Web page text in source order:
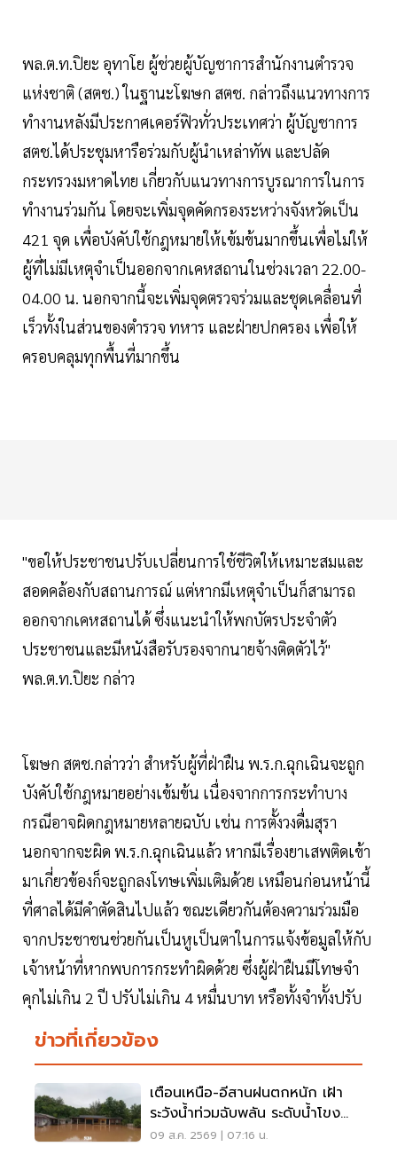
พล.ต.ท.ปิยะ อุทาโย ผู้ช่วยผู้บัญชาการสำนักงานตำรวจ
แห่งชาติ (สตช.) ในฐานะโฆษก สตช. กล่าวถึงแนวทางการ
ทำงานหลังมีประกาศเคอร์ฟิวทั่วประเทศว่า ผู้บัญชาการ
สตช.ได้ประชุมหารือร่วมกับผู้นำเหล่าทัพ และปลัด
กระทรวงมหาดไทย เกี่ยวกับแนวทางการบูรณาการในการ
ทำงานร่วมกัน โดยจะเพิ่มจุดคัดกรองระหว่างจังหวัดเป็น
421 จุด เพื่อบังคับใช้กฎหมายให้เข้มข้นมากขึ้นเพื่อไม่ให้
ผู้ที่ไม่มีเหตุจำเป็นออกจากเคหสถานในช่วงเวลา 22.00-
04.00 น. นอกจากนี้จะเพิ่มจุดตรวจร่วมและชุดเคลื่อนที่
เร็วทั้งในส่วนของตำรวจ ทหาร และฝ่ายปกครอง เพื่อให้
ครอบคลุมทุกพื้นที่มากขึ้น
"ขอให้ประชาชนปรับเปลี่ยนการใช้ชีวิตให้เหมาะสมและ
สอดคล้องกับสถานการณ์ แต่หากมีเหตุจำเป็นก็สามารถ
ออกจากเคหสถานได้ ซึ่งแนะนำให้พกบัตรประจำตัว
ประชาชนและมีหนังสือรับรองจากนายจ้างติดตัวไว้"
พล.ต.ท.ปิยะ กล่าว
โฆษก สตช.กล่าวว่า สำหรับผู้ที่ฝ่าฝืน พ.ร.ก.ฉุกเฉินจะถูก
บังคับใช้กฎหมายอย่างเข้มข้น เนื่องจากการกระทำบาง
กรณีอาจผิดกฎหมายหลายฉบับ เช่น การตั้งวงดื่มสุรา
นอกจากจะผิด พ.ร.ก.ฉุกเฉินแล้ว หากมีเรื่องยาเสพติดเข้า
มาเกี่ยวข้องก็จะถูกลงโทษเพิ่มเติมด้วย เหมือนก่อนหน้านี้
ที่ศาลได้มีคำตัดสินไปแล้ว ขณะเดียวกันต้องความร่วมมือ
จากประชาชนช่วยกันเป็นหูเป็นตาในการแจ้งข้อมูลให้กับ
เจ้าหน้าที่หากพบการกระทำผิดด้วย ซึ่งผู้ฝ่าฝืนมีโทษจำ
คุกไม่เกิน 2 ปี ปรับไม่เกิน 4 หมื่นบาท หรือทั้งจำทั้งปรับ
ข่าวที่เกี่ยวข้อง
เตือนเหนือ-อีสานฝนตกหนัก เฝ้า
ระวังน้ำท่วมฉับพลัน ระดับน้ำโขง
เพิ่มสูง
09 ส.ค. 2569 | 07:16 น.